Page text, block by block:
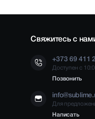
Свяжитесь с
+373 69 411
Доступен с
Позвонить
Для
Написать